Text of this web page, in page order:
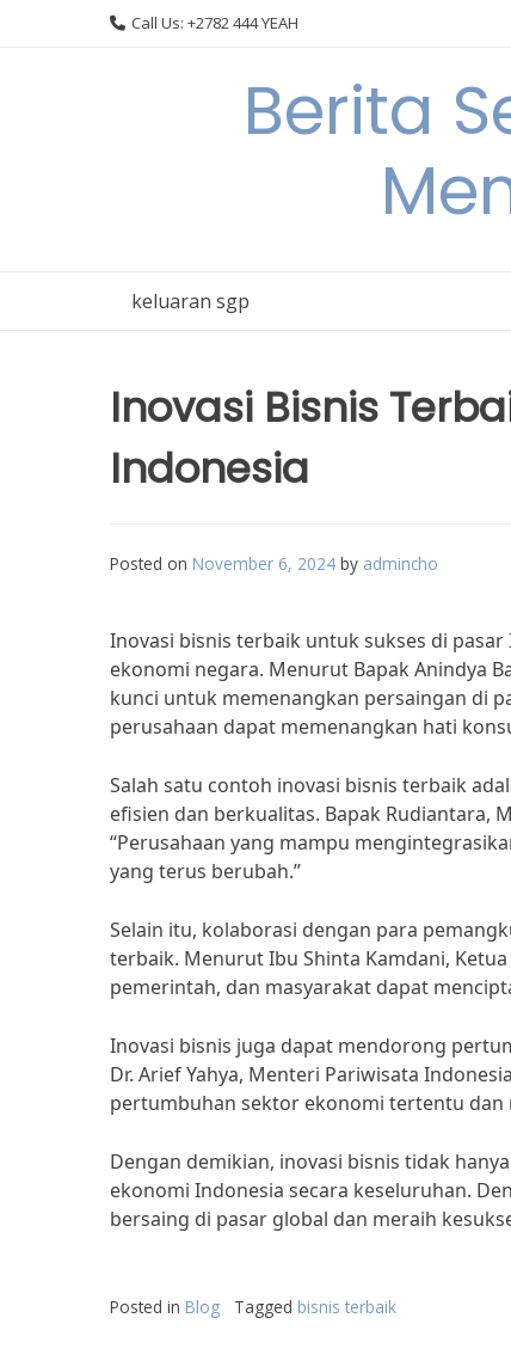
Call Us: +2782 444 YEAH
Berita
keluaran sgp
Inovasi Bisnis
Indonesia
Posted on November 6, 2024 by admincho
Inovasi bisnis terbaik untuk sukses di
ekonomi negara. Menurut Bapak Anindya
kunci untuk memenangkan persaingan di
perusahaan dapat memenangkan hati
Salah satu contoh inovasi bisnis terbaik
efisien dan berkualitas. Bapak Rudiantara,
“Perusahaan yang mampu
yang terus berubah.”
Selain itu, kolaborasi dengan para
terbaik. Menurut Ibu Shinta Kamdani,
pemerintah, dan masyarakat dapat
Inovasi bisnis juga dapat mendorong
Dr. Arief Yahya, Menteri Pariwisata
pertumbuhan sektor ekonomi tertentu dan
Dengan demikian, inovasi bisnis tidak
ekonomi Indonesia secara keseluruhan.
bersaing di pasar global dan meraih
Posted in Blog Tagged bisnis terbaik